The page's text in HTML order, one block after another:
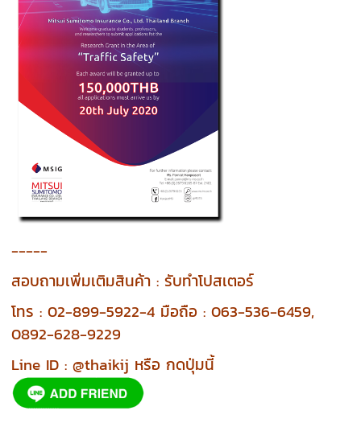
-----
สอบถามเพิ่มเติมสินค้า : รับทำโปสเตอร์
โทร : 02-899-5922-4 มือถือ : 063-536-6459,
0892-628-9229
Line ID : @thaikij หรือ กดปุ่มนี้